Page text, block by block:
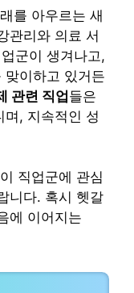
를 아우르는 새
관리와 의료 서
군이 생겨나고,
맞이하고 있거든
관련 직업들은
며, 지속적인 성
직업군에 관심
니다. 혹시 헷갈
에 이어지는